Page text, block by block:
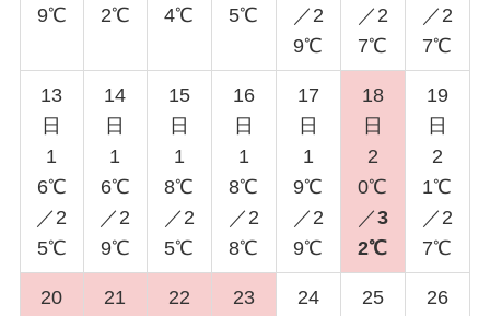
9℃
2℃
4℃
5℃
／2
9℃
／2
7℃
／2
7℃
13
日
1
6℃
／2
5℃
14
日
1
6℃
／2
9℃
15
日
1
8℃
／2
5℃
16
日
1
8℃
／2
8℃
17
日
1
9℃
／2
9℃
18
日
2
0℃
／3
2℃
19
日
2
1℃
／2
7℃
20
21
22
23
24
25
26